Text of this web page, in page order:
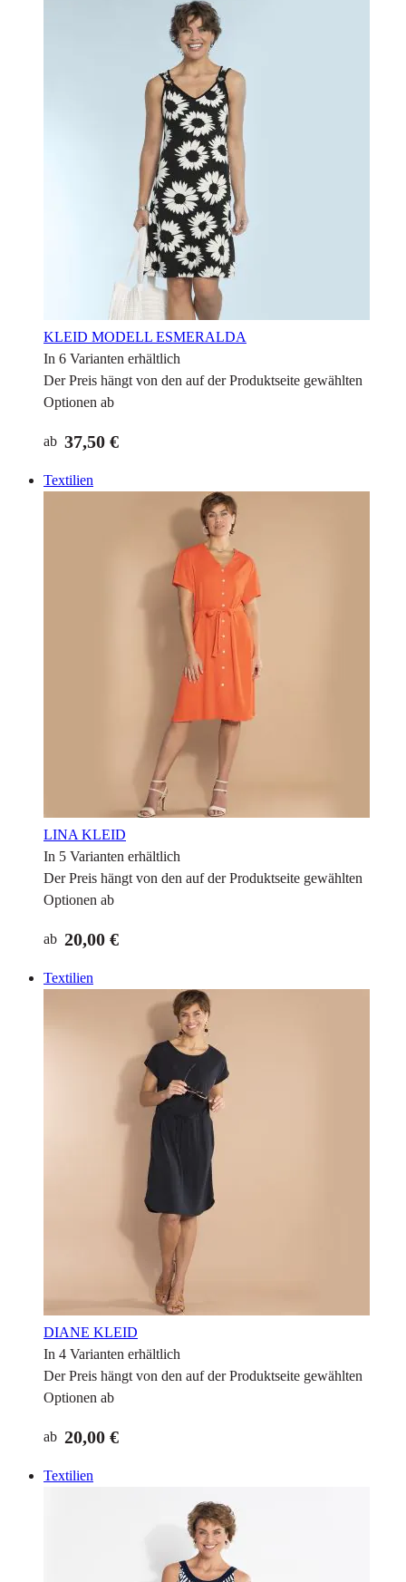
KLEID MODELL ESMERALDA
In 6 Varianten erhältlich
Der Preis hängt von den auf der Produktseite gewählten
Optionen ab
ab 37,50 €
Textilien
LINA KLEID
In 5 Varianten erhältlich
Der Preis hängt von den auf der Produktseite gewählten
Optionen ab
ab 20,00 €
Textilien
DIANE KLEID
In 4 Varianten erhältlich
Der Preis hängt von den auf der Produktseite gewählten
Optionen ab
ab 20,00 €
Textilien